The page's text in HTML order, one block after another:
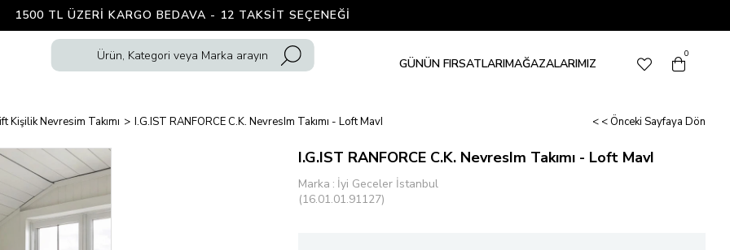
1500 TL ÜZERI KARGO BEDAVA - 12 TAKSIT SEÇENEĞI
GÜNÜN FIRSATLARIMAĞAZALARIMIZ
0
Kişilik Nevresim Takımı I.G.IST RANFORCE C.K. NevresIm Takımı - Loft MavI < < Önceki Sayfaya Dön
I.G.IST RANFORCE C.K. NevresIm Takımı - Loft MavI
Marka : İyi Geceler İstanbul
(16.01.01.91127)